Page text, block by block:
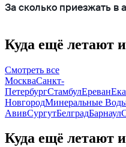
За сколько приезжать в
Куда ещё летают
Смотреть все
МоскваСанкт-
ПетербургСтамбулЕреван
НовгородМинеральные
АвивСургутБелградБарнаул
Куда ещё летают